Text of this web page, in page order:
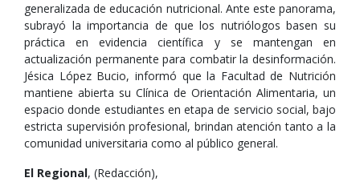
generalizada de educación nutricional. Ante este panorama,
subrayó la importancia de que los nutriólogos basen su
práctica en evidencia científica y se mantengan en
actualización permanente para combatir la desinformación.
Jésica López Bucio, informó que la Facultad de Nutrición
mantiene abierta su Clínica de Orientación Alimentaria, un
espacio donde estudiantes en etapa de servicio social, bajo
estricta supervisión profesional, brindan atención tanto a la
comunidad universitaria como al público general.
El Regional, (Redacción),